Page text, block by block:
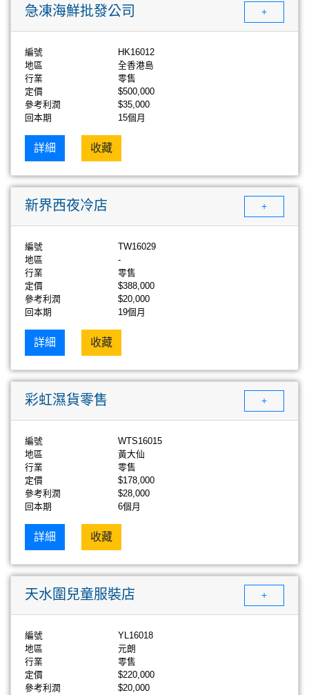
急凍海鮮批發公司 +
編號
HK16012
地區
全香港島
行業
零售
定價
$500,000
參考利潤
$35,000
回本期
15個月
詳細 收藏
新界西夜冷店 +
編號
TW16029
地區
-
行業
零售
定價
$388,000
參考利潤
$20,000
回本期
19個月
詳細 收藏
彩虹濕貨零售 +
編號
WTS16015
地區
黃大仙
行業
零售
定價
$178,000
參考利潤
$28,000
回本期
6個月
詳細 收藏
天水圍兒童服裝店 +
編號
YL16018
地區
元朗
行業
零售
定價
$220,000
參考利潤
$20,000